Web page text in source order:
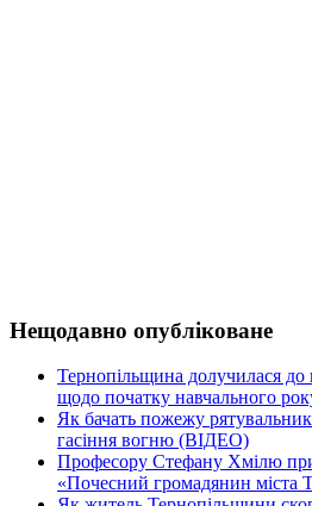
Нещодавно опубліковане
Тернопільщина долучилася до
щодо початку навчального
Як бачать пожежу
гасіння вогню (ВІДЕО)
Професору Стефану Хмілю
«Почесний громадянин міста